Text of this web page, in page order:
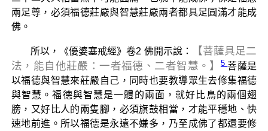
兩足尊，必須福德莊嚴與智慧莊嚴兩者都具足圓滿才能成
佛。
所以，《優婆塞戒經》卷2 佛開示說：
【菩薩具足二
法，能自他莊嚴：一者福德、二者智慧。】
5 菩薩是
以福德與智慧來莊嚴自己，同時也要教導眾生去修集福德
與智慧。福德與智慧是一體的兩面，就好比鳥的兩個翅
膀，又好比人的兩隻腳，必須旗鼓相當，才能平穩地、快
速地前進。所以福德是永遠不嫌多，乃至成佛了都還要修